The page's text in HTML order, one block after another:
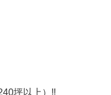
坪以上）‼